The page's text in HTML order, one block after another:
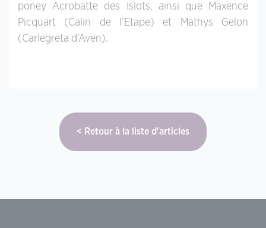
poney Acrobatte des Islots, ainsi que Maxence
Picquart (Calin de l’Etape) et Mathys Gelon
(Carlegreta d’Aven).
Retour à la liste d'articles